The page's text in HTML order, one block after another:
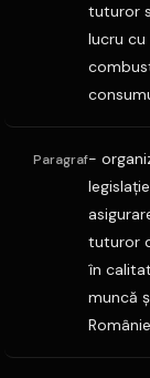
tuturor
lucru cu
Paragraf-
tuturor
în
muncă